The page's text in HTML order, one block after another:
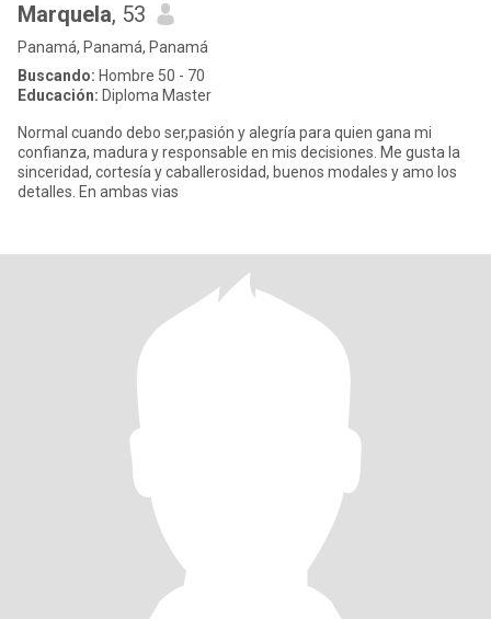
Marquela, 53
Panamá, Panamá, Panamá
Buscando: Hombre 50 - 70
Educación: Diploma Master
Normal cuando debo ser,pasión y alegría para quien gana mi
confianza, madura y responsable en mis decisiones. Me gusta la
sinceridad, cortesía y caballerosidad, buenos modales y amo los
detalles. En ambas vias